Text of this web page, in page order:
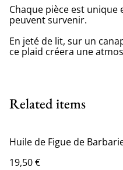
Chaque pièce est
peuvent survenir.
En jeté de lit, sur un
ce plaid créera une
Related items
Huile de Figue de
19,50 €